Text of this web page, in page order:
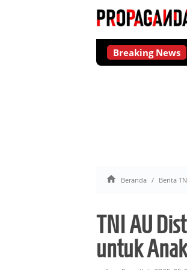
Breaking News
 Beranda Berita
TNI AU
untuk Anak